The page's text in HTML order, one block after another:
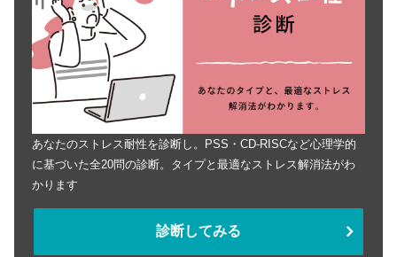
あなたのストレス耐性を診断し。PSS・CD-RISCなど心理学的
に基づいた全20問の診断。タイプと最適なストレス解消法がわ
かります
診断してみる